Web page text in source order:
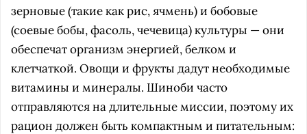
зерновые (такие как рис, ячмень) и бобовые
(соевые бобы, фасоль, чечевица) культуры — они
обеспечат организм энергией, белком и
клетчаткой. Овощи и фрукты дадут необходимые
витамины и минералы. Шиноби часто
отправляются на длительные миссии, поэтому их
рацион должен быть компактным и питательным: